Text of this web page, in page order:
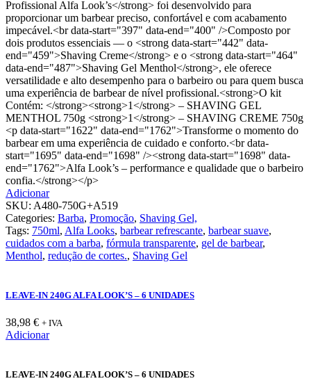
Profissional Alfa Look’s</strong> foi desenvolvido para
proporcionar um barbear preciso, confortável e com acabamento
impecável.<br data-start="397" data-end="400" />Composto por
dois produtos essenciais — o <strong data-start="442" data-
end="459">Shaving Creme</strong> e o <strong data-start="464"
data-end="487">Shaving Gel Menthol</strong>, ele oferece
versatilidade e alto desempenho para o barbeiro ou para quem busca
uma experiência de barbear de nível profissional.<strong>O kit
Contém: </strong><strong>1</strong> – SHAVING GEL
MENTHOL 750g <strong>1</strong> – SHAVING CREME 750g
<p data-start="1622" data-end="1762">Transforme o momento do
barbear em uma experiência de cuidado e conforto.<br data-
start="1695" data-end="1698" /><strong data-start="1698" data-
end="1762">Alfa Look’s – performance e qualidade que o barbeiro
confia.</strong></p>
Adicionar
SKU: A480-750G+A519
Categories: Barba, Promoção, Shaving Gel,
Tags: 750ml, Alfa Looks, barbear refrescante, barbear suave,
cuidados com a barba, fórmula transparente, gel de barbear,
Menthol, redução de cortes., Shaving Gel
LEAVE-IN 240G ALFA LOOK’S – 6 UNIDADES
38,98 € + IVA
Adicionar
LEAVE-IN 240G ALFA LOOK’S – 6 UNIDADES